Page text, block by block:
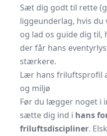
Sæt dig godt til rette
liggeunderlag, hvis
og lad os guide dig
der får hans
stærkere.
Lær hans friluftsprofil
og miljø
Før du lægger noget i
sætte dig ind i hans
friluftsdiscipliner.